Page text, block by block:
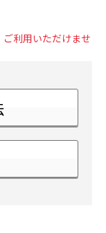
利用いただけませ